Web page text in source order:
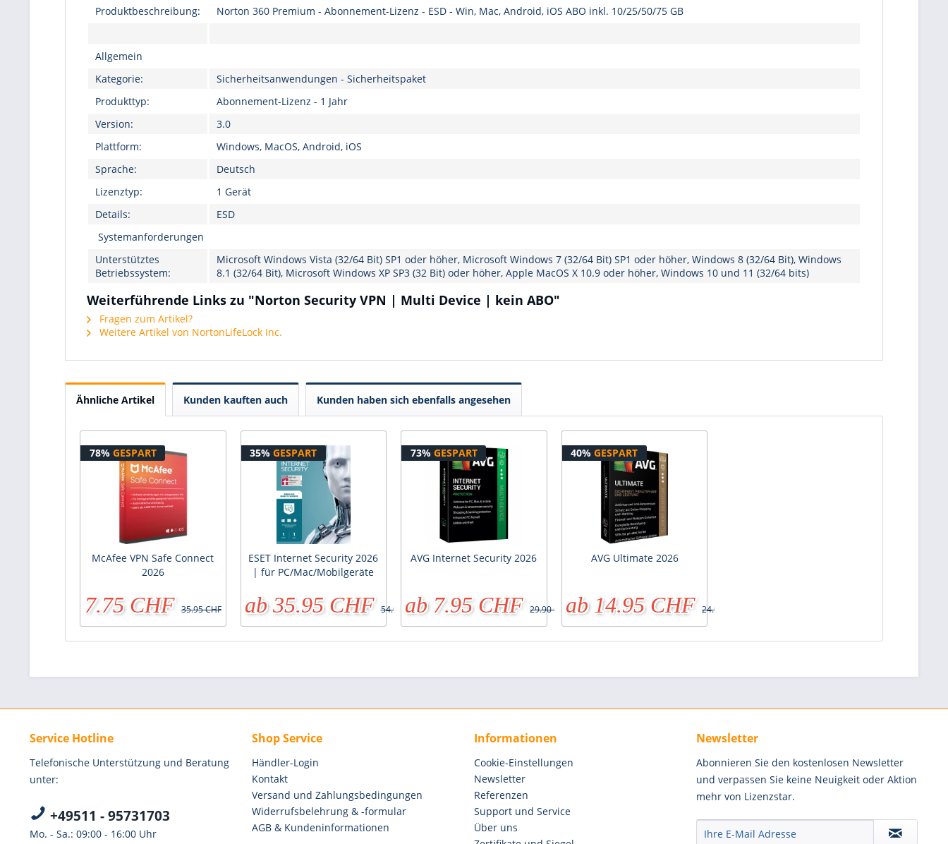
Produktbeschreibung:
Norton 360 Premium - Abonnement-Lizenz - ESD - Win, Mac, Android, iOS ABO inkl. 10/25/50/75 GB
Allgemein
Kategorie:
Sicherheitsanwendungen - Sicherheitspaket
Produkttyp:
Abonnement-Lizenz - 1 Jahr
Version:
3.0
Plattform:
Windows, MacOS, Android, iOS
Sprache:
Deutsch
Lizenztyp:
1 Gerät
Details:
ESD
Systemanforderungen
Unterstütztes
Betriebssystem:
Microsoft Windows Vista (32/64 Bit) SP1 oder höher, Microsoft Windows 7 (32/64 Bit) SP1 oder höher, Windows 8 (32/64 Bit), Windows
8.1 (32/64 Bit), Microsoft Windows XP SP3 (32 Bit) oder höher, Apple MacOS X 10.9 oder höher, Windows 10 und 11 (32/64 bits)
Weiterführende Links zu "Norton Security VPN | Multi Device | kein ABO"
Fragen zum Artikel?
Weitere Artikel von NortonLifeLock Inc.
Ähnliche Artikel Kunden kauften auch Kunden haben sich ebenfalls angesehen
78% GESPART
McAfee VPN Safe Connect
2026
7.75 CHF 35.95 CHF
35%GESPART
ESET Internet Security 2026
| für PC/Mac/Mobilgeräte
ab 35.95 CHF 54.95 CHF
73% GESPART
AVG Internet Security 2026
ab 7.95 CHF 29.90 CHF
40%GESPART
AVG Ultimate 2026
ab 14.95 CHF 24.90 CHF
Service Hotline
Telefonische Unterstützung und Beratung
unter:
+49511 - 95731703
Mo. - Sa.: 09:00 - 16:00 Uhr
Shop Service
Händler-Login
Kontakt
Versand und Zahlungsbedingungen
Widerrufsbelehrung & -formular
AGB & Kundeninformationen
Informationen
Cookie-Einstellungen
Newsletter
Referenzen
Support und Service
Über uns
Newsletter
Abonnieren Sie den kostenlosen Newsletter
und verpassen Sie keine Neuigkeit oder Aktion
mehr von Lizenzstar.